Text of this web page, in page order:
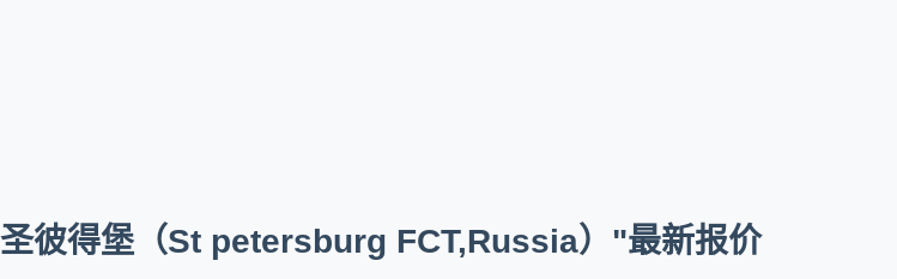
彼得堡（St petersburg FCT,Russia）"最新报价